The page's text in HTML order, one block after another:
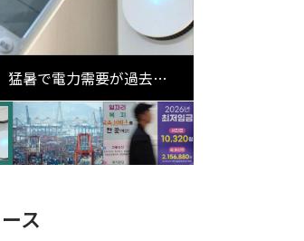
猛暑で電力需要が過去最
能性に需給対応体制を点
ス